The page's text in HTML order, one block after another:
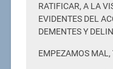
RATIFICAR, A LA
EVIDENTES DEL
DEMENTES Y
EMPEZAMOS MAL,